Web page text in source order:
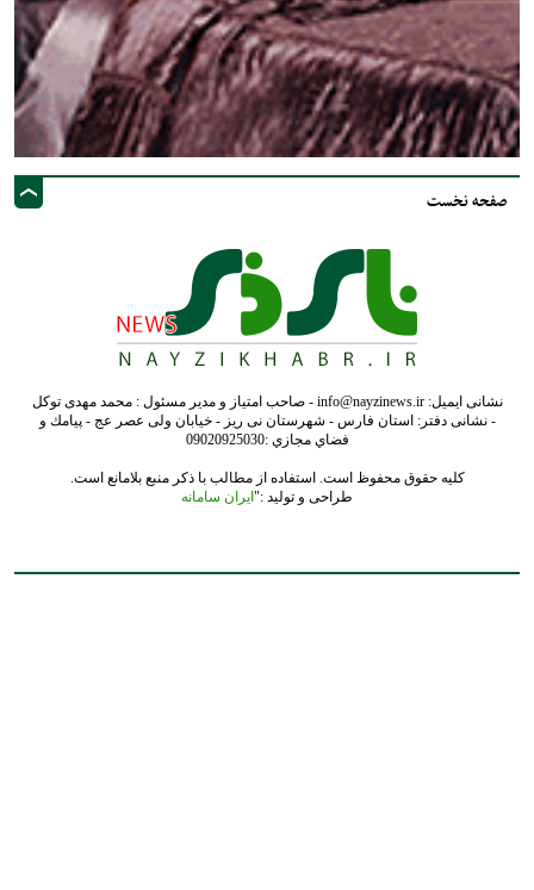
صفحه نخست
نشانی ایمیل: info@nayzinews.ir - صاحب امتیاز و مدیر مسئول : محمد مهدی توکل
- نشانی دفتر: استان فارس - شهرستان نی ریز - خیابان ولی عصر عج - پيامك و
فضاي مجازي :09020925030
کلیه حقوق محفوظ است. استفاده از مطالب با ذکر منبع بلامانع است.
طراحی و تولید :"ایران سامانه